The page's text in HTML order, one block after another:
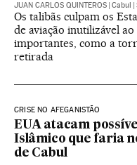
JUAN CARLOS QUINTEROS Cabul
Os talibãs culpam os
de aviação inutilizável
importantes, como a
retirada
CRISE NO AFEGANISTÃO
EUA atacam
Islâmico que faria
de Cabul